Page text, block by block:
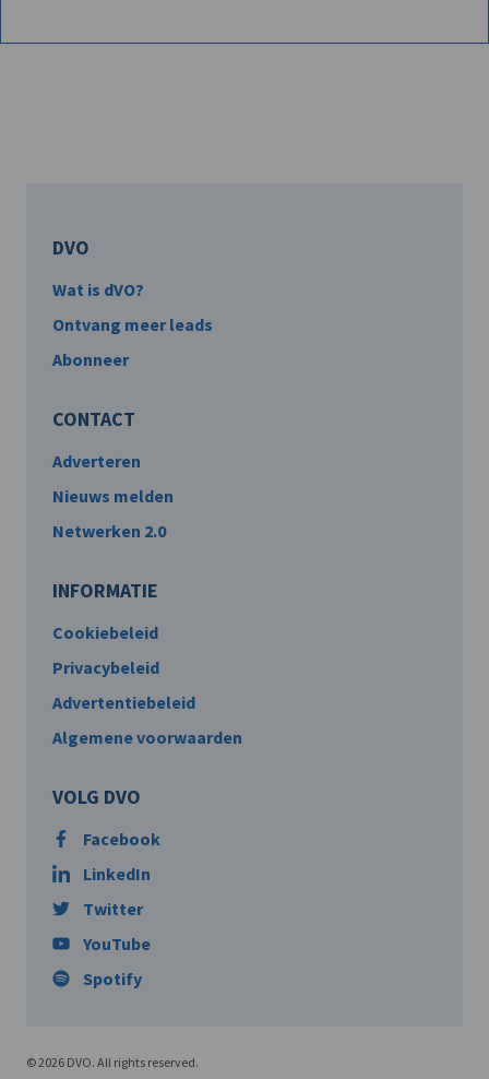
DVO
Wat is dVO?
Ontvang meer leads
Abonneer
CONTACT
Adverteren
Nieuws melden
Netwerken 2.0
INFORMATIE
Cookiebeleid
Privacybeleid
Advertentiebeleid
Algemene voorwaarden
VOLG DVO
Facebook
LinkedIn
Twitter
YouTube
Spotify
© 2026 DVO. All rights reserved.